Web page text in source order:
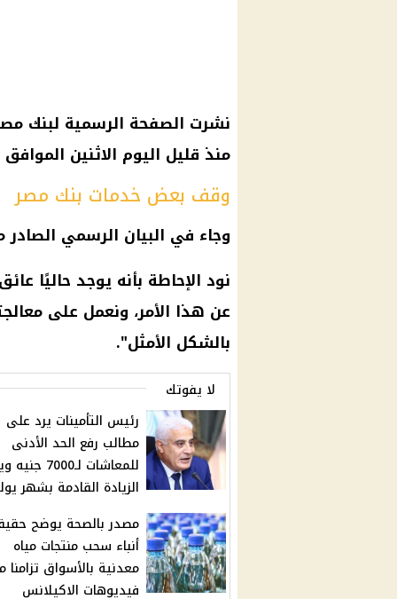
نشرت الصفحة الرسمية لبنك
منذ قليل اليوم الاثنين الموافق 1 ديسمبر.
وقف بعض خدمات بنك مصر
وجاء في البيان الرسمي
نود الإحاطة بأنه يوجد حاليًا
عن هذا الأمر، ونعمل على
بالشكل الأمثل".
لا يفوتك
رئيس التأمينات يرد على
مطالب رفع الحد الأدنى
للمعاشات
الزيادة القادمة بشهر
مصدر بالصحة يوضح
أنباء سحب منتجات مياه
معدنية بالأسواق تزامنا
فيديوهات الاكيلانس